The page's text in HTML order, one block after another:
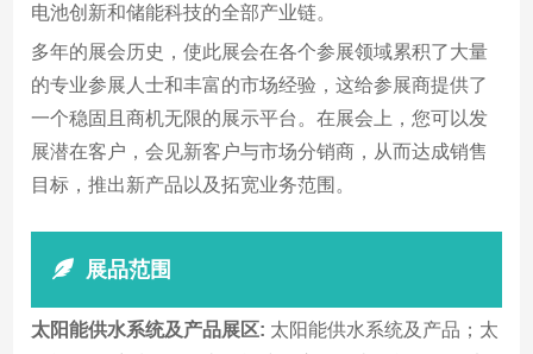
电池创新和储能科技的全部产业链。
多年的展会历史，使此展会在各个参展领域累积了大量
的专业参展人士和丰富的市场经验，这给参展商提供了
一个稳固且商机无限的展示平台。在展会上，您可以发
展潜在客户，会见新客户与市场分销商，从而达成销售
目标，推出新产品以及拓宽业务范围。
展品范围
太阳能供水系统及产品展区: 太阳能供水系统及产品；太